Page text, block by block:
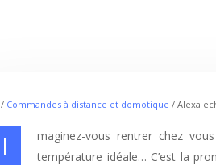
/ Commandes à distance et domotique / Alexa
Imaginez-vous rentrer chez vous après une longue journée, et votre maison s’adapte automatiquement à vos besoins : lumière tamisée, musique relaxante,
température idéale… C’est la